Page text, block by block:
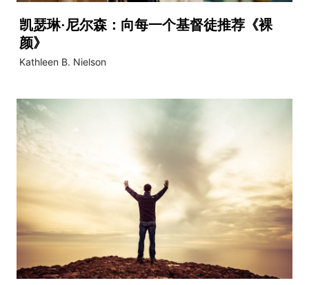
凯瑟琳·尼尔森：向每一个基督徒推荐《裸
颜》
Kathleen B. Nielson